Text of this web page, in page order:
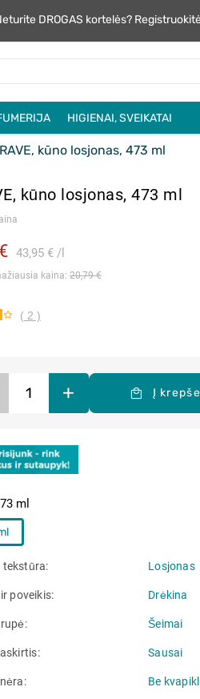
DROGAS kortelės?
HIGIENAI, SVEIKATAI
kūno losjonas, 473 ml
kūno losjonas, 473 ml
43,95 € l
kaina: 20,79 €
( 2 )
ml
+ Į
tekstūra Losjonas
poveikis Drėkina
Šeimai
Sausai
nėra Be